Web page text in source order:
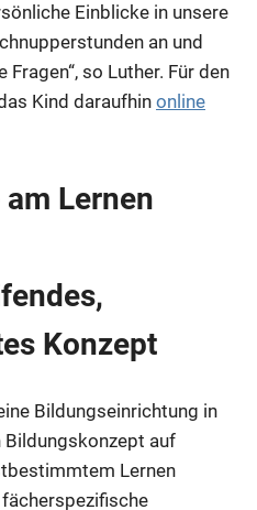
Einblicke in unsere
an und
so Luther. Für den
Kind daraufhin online
am Lernen
Konzept
Bildungseinrichtung in
auf
Lernen